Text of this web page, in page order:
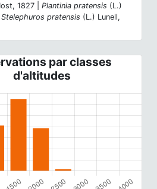
1827 | Plantinia pratensis (L.)
Stelephuros pratensis (L.) Lunell,
par classes
d'altitudes